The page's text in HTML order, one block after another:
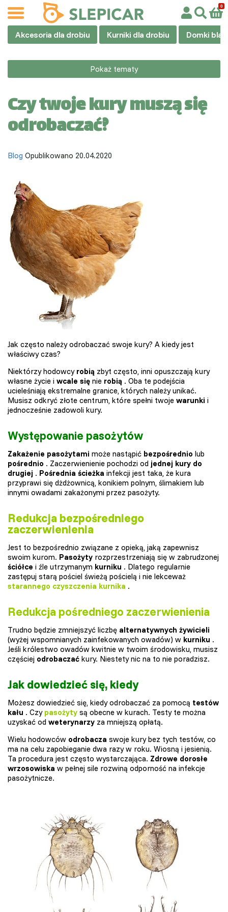
Akcesoria dla drobiu Kurniki dla drobiu Domki
Pokaż tematy
Czy twoje kury muszą się
odrobaczać?
Blog Opublikowano 20.04.2020
Jak często należy odrobaczać swoje kury? A kiedy jest
właściwy czas?
Niektórzy hodowcy robią zbyt często, inni opuszczają kury
własne życie i wcale się nie robią . Oba te podejścia
ucieleśniają ekstremalne granice, których należy unikać.
Musisz odkryć złote centrum, które spełni twoje warunki i
jednocześnie zadowoli kury.
Występowanie pasożytów
Zakażenie pasożytami może nastąpić bezpośrednio lub
pośrednio . Zaczerwienienie pochodzi od jednej kury do
drugiej . Pośrednia ścieżka infekcji jest taka, że kura
przyprawi się dżdżownicą, konikiem polnym, ślimakiem lub
innymi owadami zakażonymi przez pasożyty.
Redukcja bezpośredniego
zaczerwienienia
Jest to bezpośrednio związane z opieką, jaką zapewnisz
swoim kurom. Pasożyty rozprzestrzeniają się w zabrudzonej
ściółce i źle utrzymanym kurniku . Dlatego regularnie
zastępuj starą pościel świeżą pościelą i nie lekceważ
starannego czyszczenia kurnika .
Redukcja pośredniego zaczerwienienia
Trudno będzie zmniejszyć liczbę alternatywnych żywicieli
(wyżej wspomnianych zainfekowanych owadów) w kurniku .
Jeśli królestwo owadów kwitnie w twoim środowisku, musisz
częściej odrobaczać kury. Niestety nic na to nie poradzisz.
Jak dowiedzieć się, kiedy
Możesz dowiedzieć się, kiedy odrobaczać za pomocą testów
kału . Czy pasożyty są obecne w kurach. Testy te można
uzyskać od weterynarzy za mniejszą opłatą.
Wielu hodowców odrobacza swoje kury bez tych testów, co
ma na celu zapobieganie dwa razy w roku. Wiosną i jesienią.
Ta procedura jest często wystarczająca. Zdrowe dorosłe
wrzosowiska w pełnej sile rozwiną odporność na infekcje
pasożytnicze.